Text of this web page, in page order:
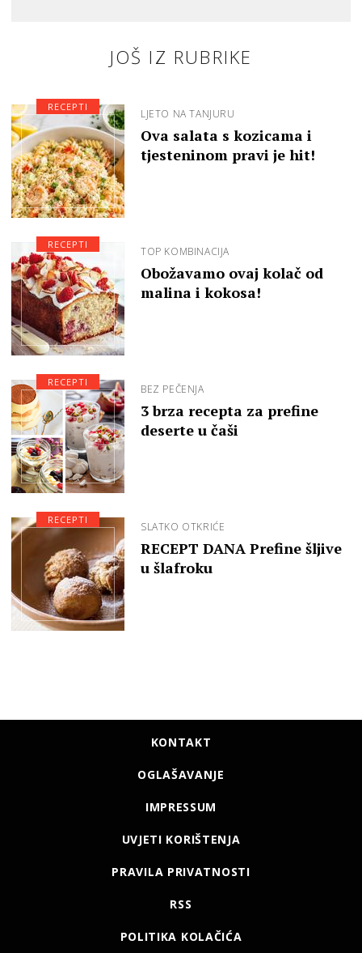
JOŠ IZ RUBRIKE
LJETO NA TANJURU
Ova salata s kozicama i
tjesteninom pravi je hit!
RECEPTI
TOP KOMBINACIJA
Obožavamo ovaj kolač od
malina i kokosa!
RECEPTI
BEZ PEČENJA
3 brza recepta za prefine
deserte u čaši
RECEPTI
SLATKO OTKRIĆE
RECEPT DANA Prefine šljive
u šlafroku
RECEPTI
KONTAKT
OGLAŠAVANJE
IMPRESSUM
UVJETI KORIŠTENJA
PRAVILA PRIVATNOSTI
RSS
POLITIKA KOLAČIĆA